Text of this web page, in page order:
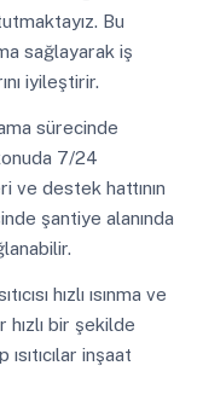
Bu
sağlayarak iş
iyileştirir.
sürecinde
7/24
ve destek hattının
şantiye alanında
hızlı ısınma ve
hızlı bir şekilde
inşaat